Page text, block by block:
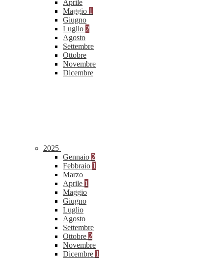
Aprile
Maggio 1
Giugno
Luglio 2
Agosto
Settembre
Ottobre
Novembre
Dicembre
2025
Gennaio 2
Febbraio 1
Marzo
Aprile 1
Maggio
Giugno
Luglio
Agosto
Settembre
Ottobre 2
Novembre
Dicembre 1